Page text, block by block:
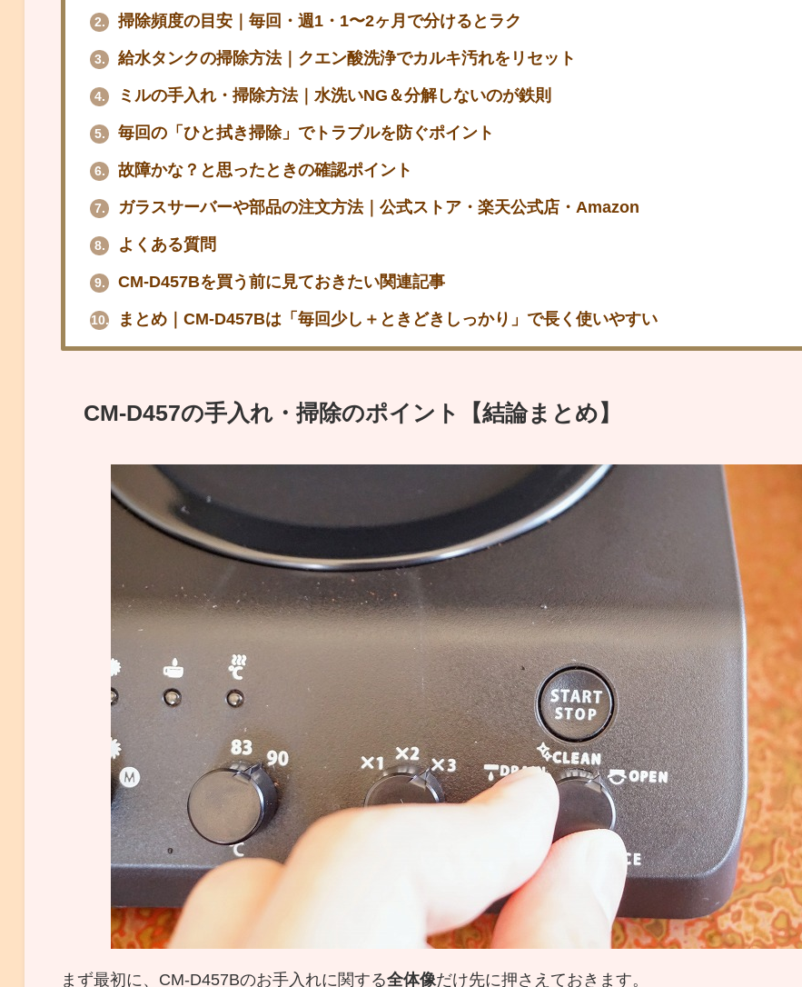
2. 掃除頻度の目安｜毎回・週1・1〜2ヶ月で分けるとラク
3. 給水タンクの掃除方法｜クエン酸洗浄でカルキ汚れをリセット
4. ミルの手入れ・掃除方法｜水洗いNG＆分解しないのが鉄則
5. 毎回の「ひと拭き掃除」でトラブルを防ぐポイント
6. 故障かな？と思ったときの確認ポイント
7. ガラスサーバーや部品の注文方法｜公式ストア・楽天公式店・Amazon
8. よくある質問
9. CM-D457Bを買う前に見ておきたい関連記事
10. まとめ｜CM-D457Bは「毎回少し＋ときどきしっかり」で長く使いやすい
CM-D457の手入れ・掃除のポイント【結論まとめ】
まず最初に、CM-D457Bのお手入れに関する全体像だけ先に押さえておきます。